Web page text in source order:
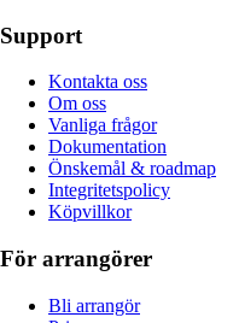
Support
Kontakta oss
Om oss
Vanliga frågor
Dokumentation
Önskemål & roadmap
Integritetspolicy
Köpvillkor
För arrangörer
Bli arrangör